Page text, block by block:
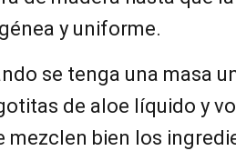
y uniforme.
se tenga una masa
de aloe líquido y
mezclen bien los